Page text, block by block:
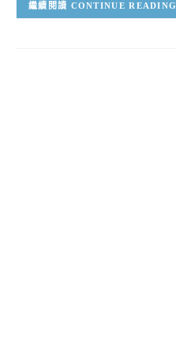
CONTINUE READING